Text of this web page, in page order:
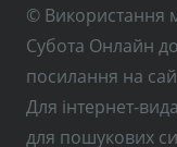
© Використання
Субота Онлайн
посилання на
Для інтернет-
для пошукових